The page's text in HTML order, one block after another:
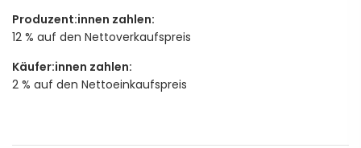
Produzent:innen zahlen:
12 % auf den Nettoverkaufspreis
Käufer:innen zahlen:
2 % auf den Nettoeinkaufspreis